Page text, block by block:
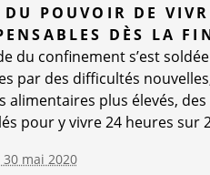
DU POUVOIR DE
DÈS LA
du confinement s’est
par des difficultés
alimentaires plus élevés,
pour y vivre 24 heures sur
mai 2020